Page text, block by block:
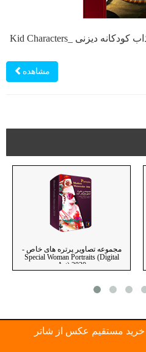
مجموعه تصاویر کاراکترهای جذاب کودکانه دیزنی _Kid Characters
مشاهده
مجموعه تصاویر پرتره های خاص -
Special Woman Portraits (Digital
Art) 2020
خرید مستقیم عکس از شاتر